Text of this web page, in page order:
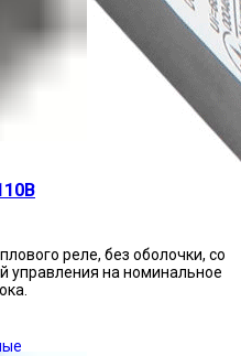
реле, без оболочки, со
управления на номинальное